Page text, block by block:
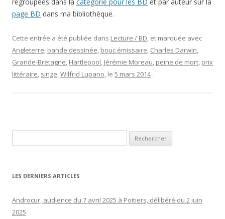
page BD dans ma bibliothèque.
Cette entrée a été publiée dans Lecture / BD, et marquée avec
Angleterre, bande dessinée, bouc émissaire, Charles Darwin,
Grande-Bretagne, Hartlepool, Jérémie Moreau, peine de mort, prix
littéraire, singe,Wilfrid Lupano, le 5 mars 2014 .
LES DERNIERS ARTICLES
Androcur, audience du 7 avril 2025 à Poitiers, délibéré du 2 juin
2025